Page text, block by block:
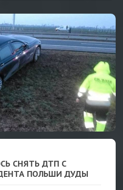
СНЯТЬ ДТП С
ПОЛЬШИ ДУДЫ